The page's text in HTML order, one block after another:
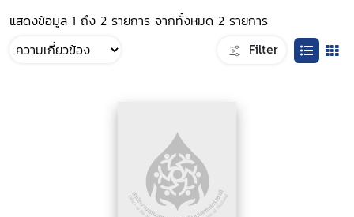
แสดงข้อมูล 1 ถึง 2 รายการ จากทั้งหมด 2 รายการ
Filter